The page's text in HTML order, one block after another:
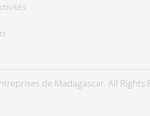
de Madagascar. All Rights